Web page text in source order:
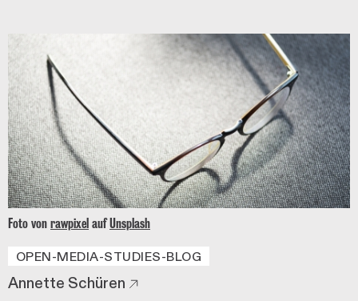
Foto von rawpixel aufUnsplash
OPEN-MEDIA-STUDIES-BLOG
Annette Schüren